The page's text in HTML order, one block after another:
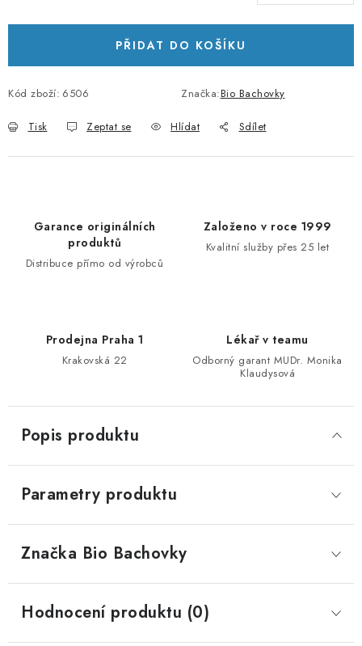
PŘIDAT DO KOŠÍKU
Kód zboží: 6506 Značka:Bio Bachovky
Tisk Zeptat se Hlídat Sdílet
Garance originálních
produktů
Distribuce přímo od výrobců
Založeno v roce 1999
Kvalitní služby přes 25 let
Prodejna Praha 1
Krakovská 22
Lékař v teamu
Odborný garant MUDr. Monika
Klaudysová
Popis produktu
Parametry produktu
Značka Bio Bachovky
Hodnocení produktu (0)